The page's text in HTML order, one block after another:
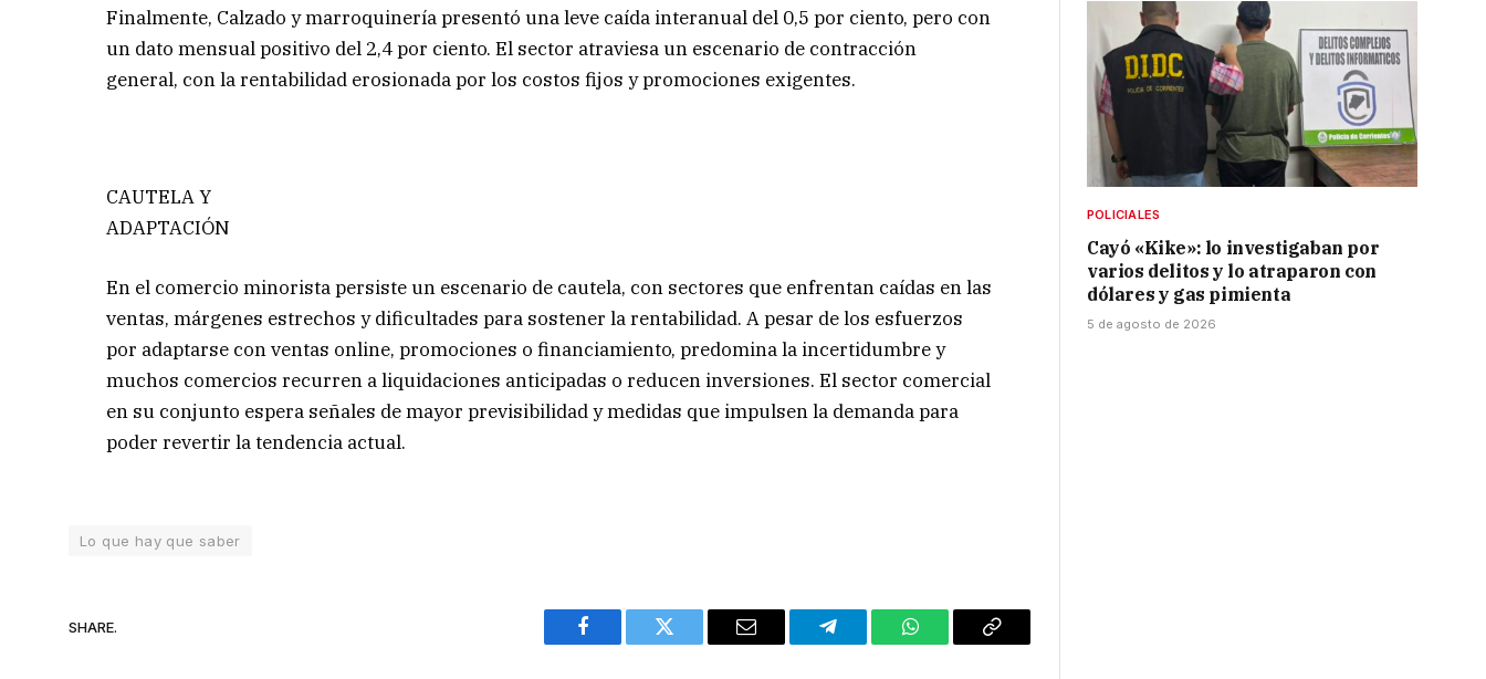
Finalmente, Calzado y marroquinería presentó una leve caída interanual del 0,5 por ciento, pero con
un dato mensual positivo del 2,4 por ciento. El sector atraviesa un escenario de contracción
general, con la rentabilidad erosionada por los costos fijos y promociones exigentes.
CAUTELA Y
ADAPTACIÓN
En el comercio minorista persiste un escenario de cautela, con sectores que enfrentan caídas en las
ventas, márgenes estrechos y dificultades para sostener la rentabilidad. A pesar de los esfuerzos
por adaptarse con ventas online, promociones o financiamiento, predomina la incertidumbre y
muchos comercios recurren a liquidaciones anticipadas o reducen inversiones. El sector comercial
en su conjunto espera señales de mayor previsibilidad y medidas que impulsen la demanda para
poder revertir la tendencia actual.
Lo que hay que saber
SHARE.
Facebook Twitter Email Telegram WhatsAppCopy
POLICIALES
Cayó «Kike»: lo investigaban por
varios delitos y lo atraparon con
dólares y gas pimienta
5 de agosto de 2026